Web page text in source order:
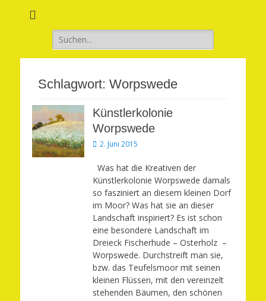
Suchen
nach:
Schlagwort: Worpswede
Künstlerkolonie
Worpswede
Veröffentlicht
2. Juni 2015
Was hat die Kreativen der
Künstlerkolonie Worpswede damals
so fasziniert an diesem kleinen Dorf
im Moor? Was hat sie an dieser
Landschaft inspiriert? Es ist schon
eine besondere Landschaft im
Dreieck Fischerhude – Osterholz –
Worpswede. Durchstreift man sie,
bzw. das Teufelsmoor mit seinen
kleinen Flüssen, mit den vereinzelt
stehenden Bäumen, den schönen